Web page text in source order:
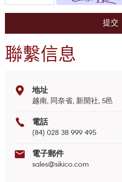
聯繫信息
地址
越南, 同奈省, 新開社, 5邑
電話
(84) 028 38 999 495
電子郵件
sales@sikico.com